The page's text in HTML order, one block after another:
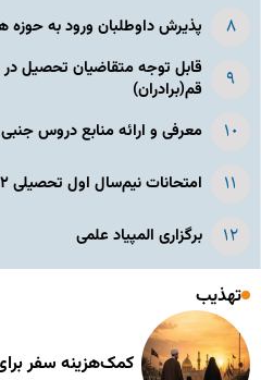
پذیرش داوطلبان ورود به حوزه های
قابل توجه متقاضیان تحصیل
قم(برادران)
معرفی و ارائه منابع دروس جنبی
امتحانات نیم‌سال اول تحصیلی ۱۴۰۲-۱۴۰۱
برگزاری المپیاد علمی
تهذیب
کمک‌هزینه سفر